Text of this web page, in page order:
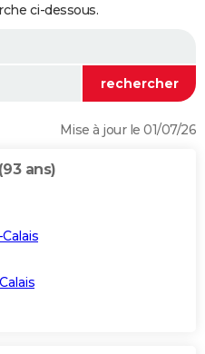
ci-dessous.
Mise à jour le 01/07/26
(93 ans)